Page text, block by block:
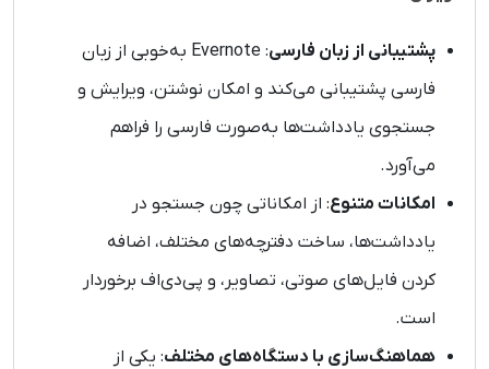
پشتیبانی از زبان فارسی
: Evernote به‌خوبی از زبان
فارسی پشتیبانی می‌کند و امکان نوشتن، ویرایش و
جستجوی یادداشت‌ها به‌صورت فارسی را فراهم
می‌آورد.
امکانات متنوع: از امکاناتی چون جستجو در
یادداشت‌ها، ساخت دفترچه‌های مختلف، اضافه
کردن فایل‌های صوتی، تصاویر، و پی‌دی‌اف برخوردار
است.
هماهنگ‌سازی با دستگاه‌های مختلف: یکی از